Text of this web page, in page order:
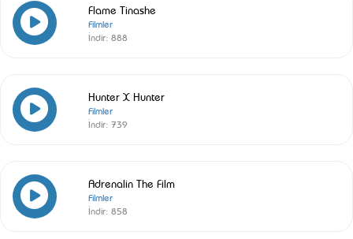
Flame Tinashe
Filmler
İndir: 888
Hunter X Hunter
Filmler
İndir: 739
Adrenalin The Film
Filmler
İndir: 858